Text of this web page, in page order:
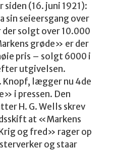
siden (16. juni 1921):
sin seieersgang over
solgt over 10.000
grøde» er der
pris – solgt 6000 i
utgivelsen.
lægger nu 4de
i pressen. Den
H. G. Wells skrev
at «Markens
og fred» rager op
og staar